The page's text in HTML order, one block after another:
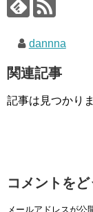
dannna
関連記事
記事は見つかり
コメントを
メールアドレスが公